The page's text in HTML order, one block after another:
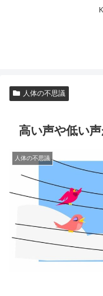
人体の不思議
高い声や低い
人体の不思議